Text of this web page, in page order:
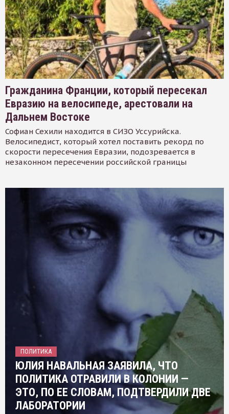
Гражданина Франции, который пересекал
Евразию на велосипеде, арестовали на
Дальнем Востоке
Софиан Сехили находится в СИЗО Уссурийска.
Велосипедист, который хотел поставить рекорд по
скорости пересечения Евразии, подозревается в
незаконном пересечении российской границы
ПОЛИТИКА
ЮЛИЯ НАВАЛЬНАЯ ЗАЯВИЛА, ЧТО
ПОЛИТИКА ОТРАВИЛИ В КОЛОНИИ —
ЭТО, ПО ЕЕ СЛОВАМ, ПОДТВЕРДИЛИ ДВЕ
ЛАБОРАТОРИИ